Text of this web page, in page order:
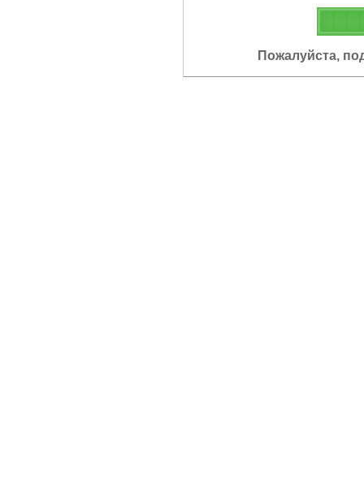
Пожалуйста,